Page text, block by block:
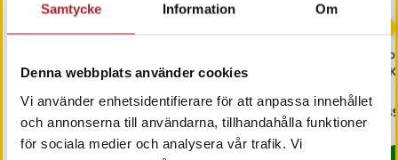
Samtycke Information Om
Denna webbplats använder cookies
Vi använder enhetsidentifierare för att anpassa innehållet
och annonserna till användarna, tillhandahålla funktioner
för sociala medier och analysera vår trafik. Vi
AKB75675301 till LG TV
:
149 kr
I lager, levereras inom 1-2 vardagar
AKB74915324 till LG TV
:149 kr
149 kr
I lager, levereras inom 1-2 vardagar